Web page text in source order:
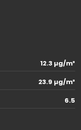
12.3 µg/m³
23.9 µg/m³
6.5